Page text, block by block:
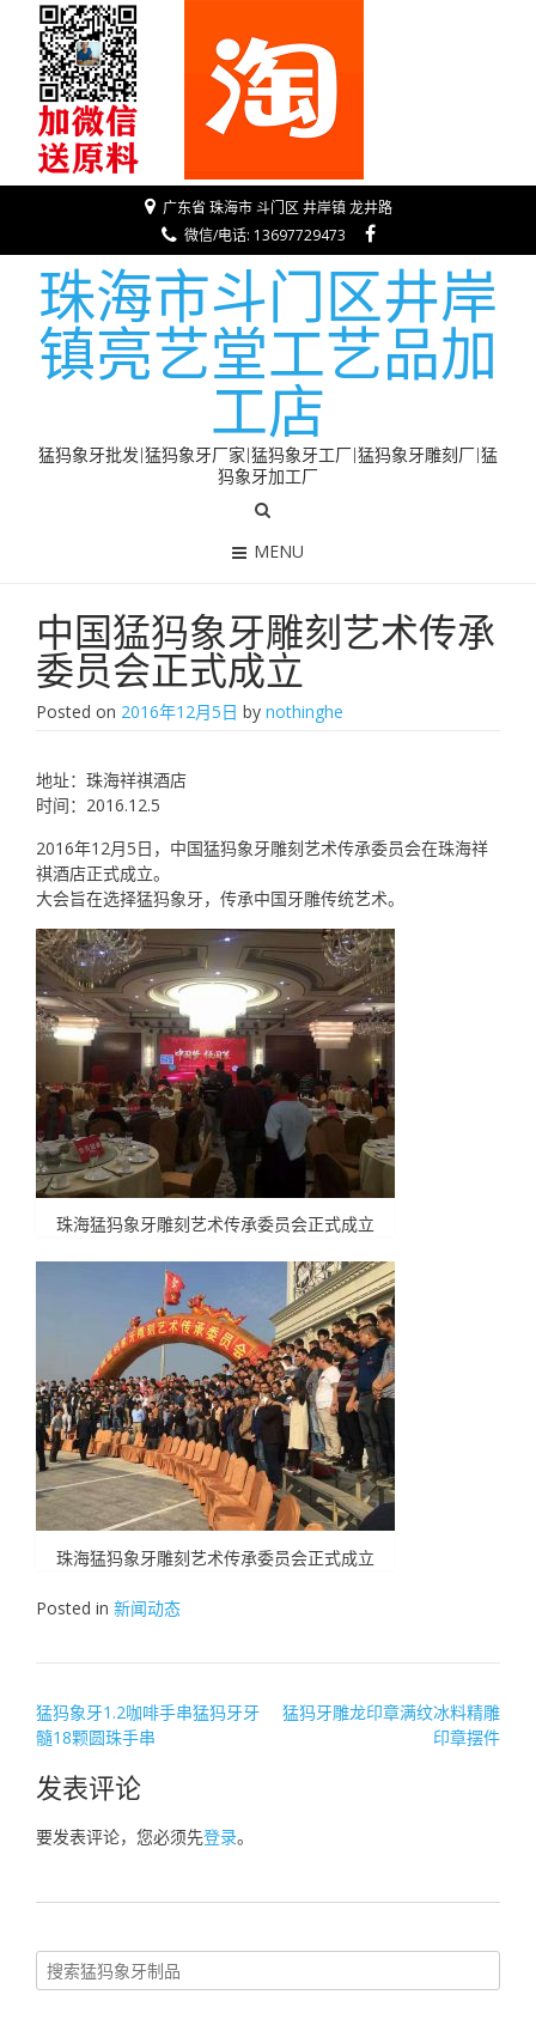
广东省 珠海市 斗门区 井岸镇 龙井路
微信/电话: 13697729473
珠海市斗门区井岸
镇亮艺堂工艺品加
工店
猛犸象牙批发|猛犸象牙厂家|猛犸象牙工厂|猛犸象牙雕刻厂|猛
犸象牙加工厂
MENU
中国猛犸象牙雕刻艺术传承
委员会正式成立
Posted on 2016年12月5日 by nothinghe
地址：珠海祥祺酒店
时间：2016.12.5
2016年12月5日，中国猛犸象牙雕刻艺术传承委员会在珠海祥
祺酒店正式成立。
大会旨在选择猛犸象牙，传承中国牙雕传统艺术。
珠海猛犸象牙雕刻艺术传承委员会正式成立
珠海猛犸象牙雕刻艺术传承委员会正式成立
Posted in 新闻动态
文
章
导
猛犸象牙1.2咖啡手串猛犸牙牙
髓18颗圆珠手串
猛犸牙雕龙印章满纹冰料精雕
印章摆件
发表评论
要发表评论，您必须先登录。